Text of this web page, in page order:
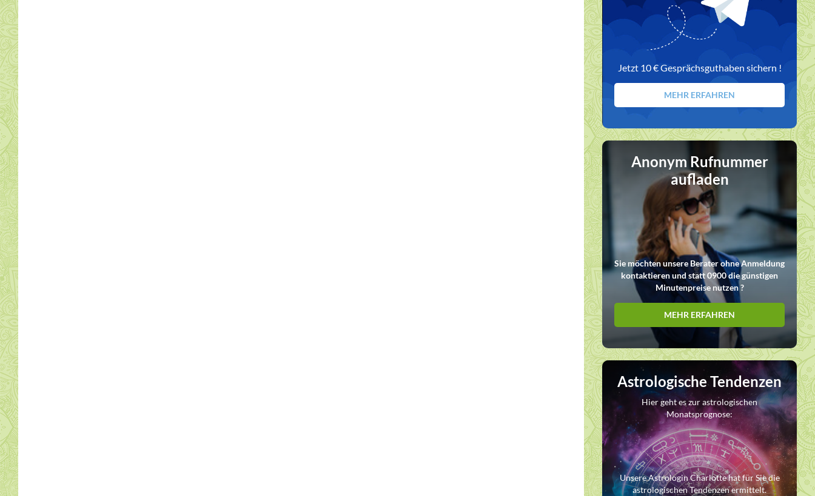
Jetzt 10 € Gesprächsguthaben sichern !
MEHR ERFAHREN
Anonym Rufnummer
aufladen
Sie möchten unsere Berater ohne Anmeldung
kontaktieren und statt 0900 die günstigen
Minutenpreise nutzen ?
MEHR ERFAHREN
Astrologische Tendenzen
Hier geht es zur astrologischen
Monatsprognose:
Unsere Astrologin Charlotte hat für Sie die
astrologischen Tendenzen ermittelt.